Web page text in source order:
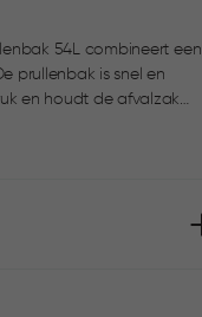
54L combineert een
en houdt de afvalzak
Stabiel in